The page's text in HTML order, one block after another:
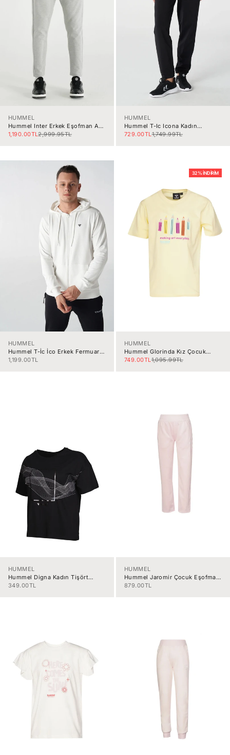
HUMMEL
Hummel Inter Erkek Eşofman Altı
931276-2006
İndirimli fiyat
1,190.00TLNormal fiyat
2,999.95TL
HUMMEL
Hummel T-Ic Icona Kadın
Eşofman Altı 931895-2001
İndirimli fiyat
729.00TLNormal fiyat
1,749.99TL
HUMMEL
Hummel T-İc İco Erkek Fermuarlı
Sweat 921836-9003
İndirimli fiyat
1,199.00TL
32% İNDIRIM
HUMMEL
Hummel Glorinda Kız Çocuk
Tişört 912309-5088
İndirimli fiyat
749.00TLNormal fiyat
1,095.99TL
HUMMEL
Hummel Digna Kadın Tişört
910969-2001
İndirimli fiyat
349.00TL
HUMMEL
Hummel Jaromir Çocuk Eşofman
Altı 931083-9877
İndirimli fiyat
879.00TL